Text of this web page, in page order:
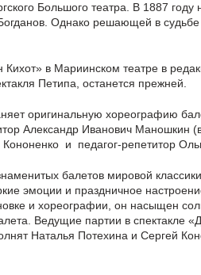
Большого театра. В 1887
Однако решающей в судьбе
в Мариинском театре в
Петипа, останется прежней.
оригинальную хореографию
Александр Иванович Маношкин
и педагог-репетитор
балетов мировой
эмоции и праздничное
и хореографии, он насыщен
Ведущие партии в спектакле
Наталья Потехина и Сергей